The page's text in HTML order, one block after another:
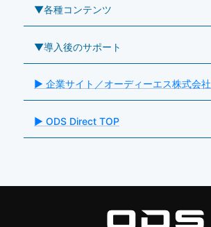
Androidタブレット TA2C-DR94G
Androidタブレット TA2C-M8
PTJ-MCシリーズ、PDS-MC
デジタルサイネージ
デジタルホワイトボード／電子黒板
教育機関向けICT支援ソリューション
自治体向けDXソリューションサービス
SAMSUNG（サムスン）
Goodview（グッドビュー）
Magconn（マグコン）
事例：業務用オーディオ・その他AV機器
事例：サービス
サポート支援アプリ「ログ送信アプリ」
MDMアプリ「Tablet Control」
>特長1：USB Type-Aポート
>特長2：microHDMIポート
>特長3：AC常時給電タイプ
>ホテル向けタブレット
>バッテリーレスタブレット
>NFCタブレット
▼各種コンテンツ
製品カタログ
プレスリリース
製品写真
▼導入後のサポート
▶ 企業サイト／オーディーエス株式会社
▶ ODS Direct TOP